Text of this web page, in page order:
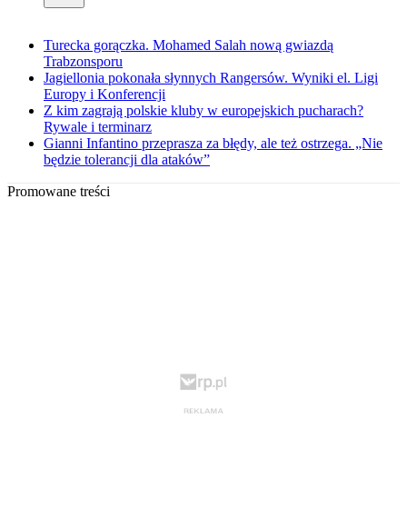
Turecka gorączka. Mohamed Salah nową gwiazdą
Trabzonsporu
Jagiellonia pokonała słynnych Rangersów. Wyniki el. Ligi
Europy i Konferencji
Z kim zagrają polskie kluby w europejskich pucharach?
Rywale i terminarz
Gianni Infantino przeprasza za błędy, ale też ostrzega. „Nie
będzie tolerancji dla ataków”
Promowane treści